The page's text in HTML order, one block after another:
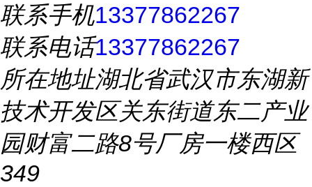
联系手机13377862267
联系电话13377862267
所在地址湖北省武汉市东湖新
技术开发区关东街道东二产业
园财富二路8号厂房一楼西区
349